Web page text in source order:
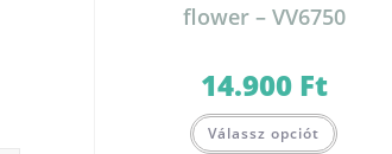
flower – VV6750
14.900 Ft
Válassz opciót